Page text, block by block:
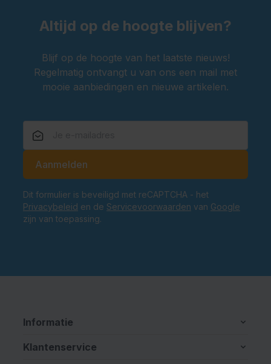
Altijd op de hoogte blijven?
Blijf op de hoogte van het laatste nieuws!
Regelmatig ontvangt u van ons een mail met
mooie aanbiedingen en nieuwe artikelen.
Aanmelden
Dit formulier is beveiligd met reCAPTCHA - het
Privacybeleid en de Servicevoorwaarden van Google
zijn van toepassing.
Informatie
Klantenservice